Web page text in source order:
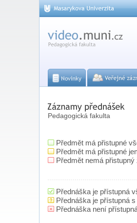
Pedagogická fakulta
Předmět má přistupné
Předmět má přistupné
Předmět nemá
Přednáška je přístupná
Přednáška je přístupná
Přednáška není